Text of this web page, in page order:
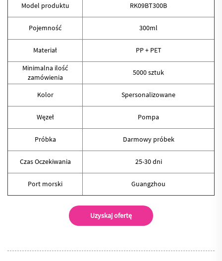
Model produktu RK09BT300B
Pojemność 300ml
Materiał
PP + PET
Minimalna ilość
zamówienia
5000 sztuk
Kolor Spersonalizowane
Węzeł Pompa
Próbka Darmowy próbek
Czas Oczekiwania 25-30 dni
Port morski Guangzhou
Uzyskaj ofertę